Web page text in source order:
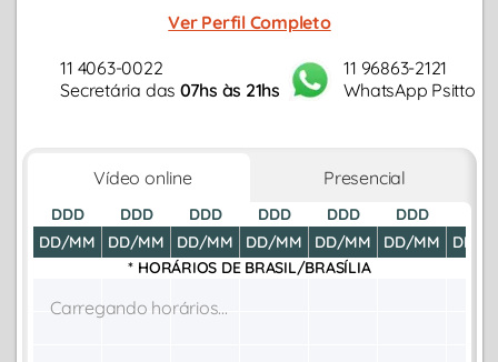
atendimentos online, desenvolvendo sua prática clínica...
Ver Perfil Completo
11 4063-0022
Secretária das 07hs às 21hs
11 96863-2121
WhatsApp Psitto
Vídeo online Presencial
DDD
DD/MM
DDD
DD/MM
DDD
DD/MM
DDD
DD/MM
DDD
DD/MM
DDD
DD/MM
DD/
* HORÁRIOS DE BRASIL/BRASÍLIA
Carregando horários...